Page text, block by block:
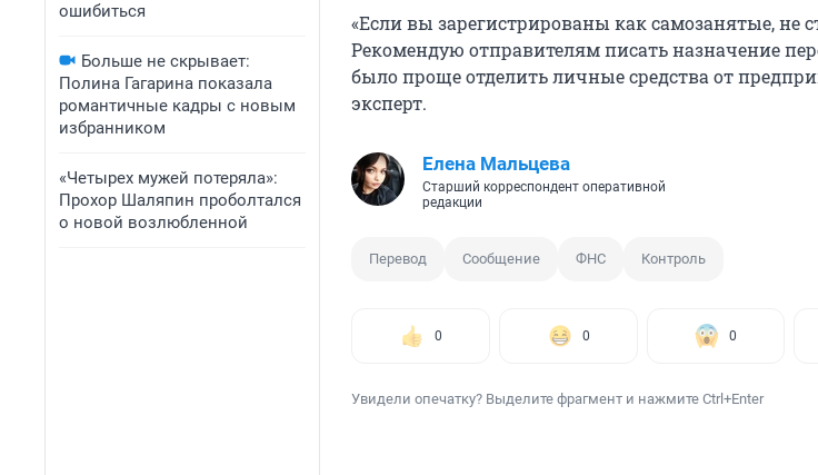
ошибиться
Больше не скрывает:
Полина Гагарина показала
романтичные кадры с новым
избранником
«Четырех мужей потеряла»:
Прохор Шаляпин проболтался
о новой возлюбленной
«Если вы зарегистрированы как самозанятые, не
Рекомендую отправителям писать назначение
было проще отделить личные средства от
эксперт.
Елена Мальцева
Старший корреспондент оперативной
редакции
Перевод Сообщение ФНС Контроль
0 0 0
Увидели опечатку? Выделите фрагмент и нажмите Ctrl+Enter